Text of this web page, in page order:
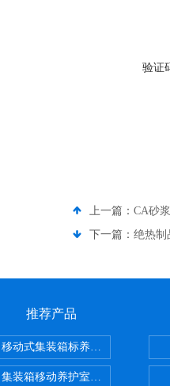
验证
上一篇： CA砂
下一篇： 绝热制
推荐产品
移动式集装箱标养室 养护室设备
集装箱移动养护室 标养室